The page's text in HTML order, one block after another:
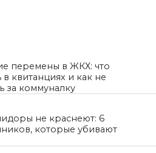
перемены в ЖКХ: что
квитанциях и как не
за коммуналку
не краснеют: 6
которые убивают